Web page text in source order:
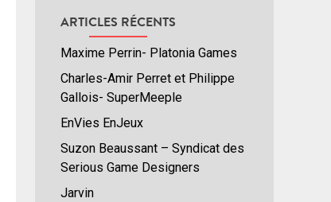
ARTICLES RÉCENTS
Maxime Perrin- Platonia Games
Charles-Amir Perret et Philippe
Gallois- SuperMeeple
EnVies EnJeux
Suzon Beaussant – Syndicat des
Serious Game Designers
Jarvin